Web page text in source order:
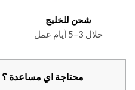
شحن للخليج
محتاجة اي مساعدة ؟